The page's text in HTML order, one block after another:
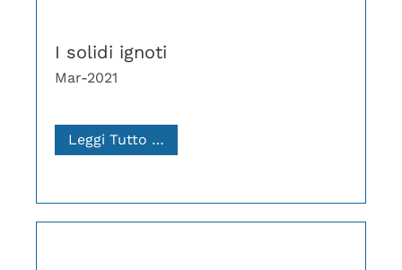
I solidi ignoti
Mar-2021
Leggi Tutto …